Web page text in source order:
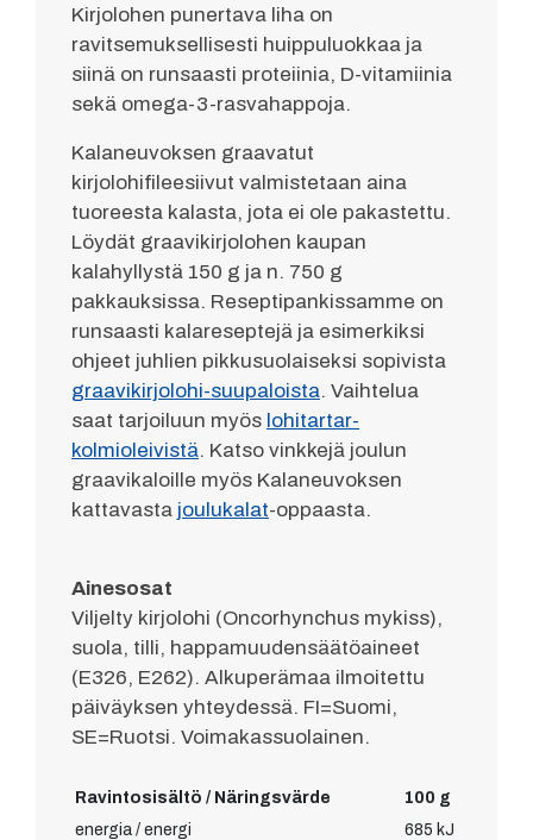
Kirjolohen punertava liha on
ravitsemuksellisesti huippuluokkaa ja
siinä on runsaasti proteiinia, D-vitamiinia
sekä omega-3-rasvahappoja.
Kalaneuvoksen graavatut
kirjolohifileesiivut valmistetaan aina
tuoreesta kalasta, jota ei ole pakastettu.
Löydät graavikirjolohen kaupan
kalahyllystä 150 g ja n. 750 g
pakkauksissa. Reseptipankissamme on
runsaasti kalareseptejä ja esimerkiksi
ohjeet juhlien pikkusuolaiseksi sopivista
graavikirjolohi-suupaloista. Vaihtelua
saat tarjoiluun myös lohitartar-
kolmioleivistä. Katso vinkkejä joulun
graavikaloille myös Kalaneuvoksen
kattavasta joulukalat-oppaasta.
Ainesosat
Viljelty kirjolohi (Oncorhynchus mykiss),
suola, tilli, happamuudensäätöaineet
(E326, E262). Alkuperämaa ilmoitettu
päiväyksen yhteydessä. FI=Suomi,
SE=Ruotsi. Voimakassuolainen.
Ravintosisältö / Näringsvärde
100 g
energia / energi
685 kJ